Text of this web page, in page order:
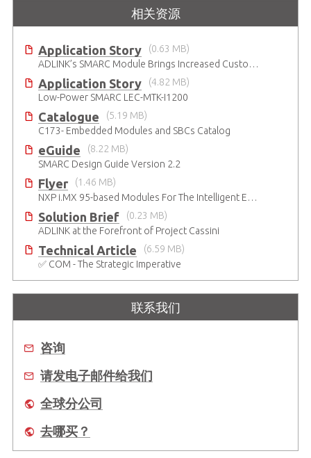
相关资源
Application Story
(0.63 MB)
ADLINK’s SMARC Module Brings Increased Customization to Automated Fare Boxes
Application Story
(4.82 MB)
Low-Power SMARC LEC-MTK-I1200
Catalogue
(5.19 MB)
C173- Embedded Modules and SBCs Catalog
eGuide
(8.22 MB)
SMARC Design Guide Version 2.2
Flyer
(1.46 MB)
NXP i.MX 95-based Modules For The Intelligent Edge
Solution Brief
(0.23 MB)
ADLINK at the Forefront of Project Cassini
Technical Article
(6.59 MB)
✅ COM - The Strategic Imperative
联系我们
咨询
请发电子邮件给我们
全球分公司
去哪买？